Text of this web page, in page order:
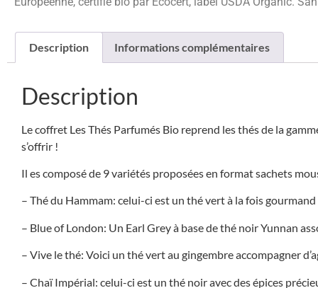
Description Informations complémentaires
Description
Le coffret Les Thés Parfumés Bio reprend les thés de la
s’offrir !
Il es composé de 9 variétés proposées en format sachets
– Thé du Hammam: celui-ci est un thé vert à la fois
– Blue of London: Un Earl Grey à base de thé noir Yunnan
– Vive le thé: Voici un thé vert au gingembre accompagner
– Chaï Impérial: celui-ci est un thé noir avec des épices